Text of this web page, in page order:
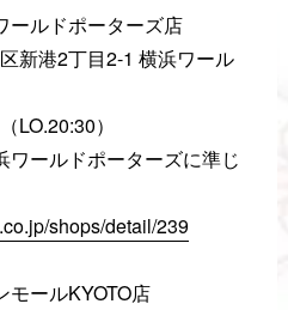
ルドポーターズ店
新港2丁目2-1 横浜ワール
LO.20:30）
ールドポーターズに準じ
shops/detail/239
ールKYOTO店